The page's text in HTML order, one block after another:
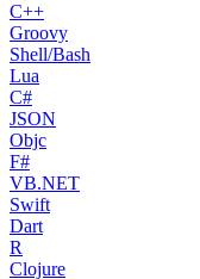
C++
Groovy
Shell/Bash
Lua
C#
JSON
Objc
F#
VB.NET
Swift
Dart
R
Clojure